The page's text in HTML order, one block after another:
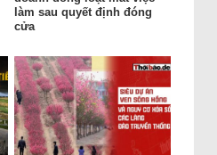
làm sau quyết định đóng
cửa